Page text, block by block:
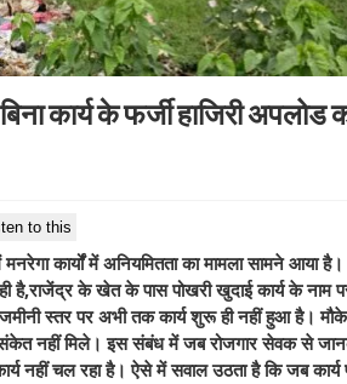
कार्य के फर्जी हाजिरी अपलोड
to this
कार्यों में अनियमितता का मामला सामने आया है।
है,राजेंद्र के खेत के पास पोखरी खुदाई कार्य के नाम
स्तर पर अभी तक कार्य शुरू ही नहीं हुआ है।
नहीं मिले। इस संबंध में जब रोजगार सेवक से
नहीं चल रहा है। ऐसे में सवाल उठता है कि जब कार्य